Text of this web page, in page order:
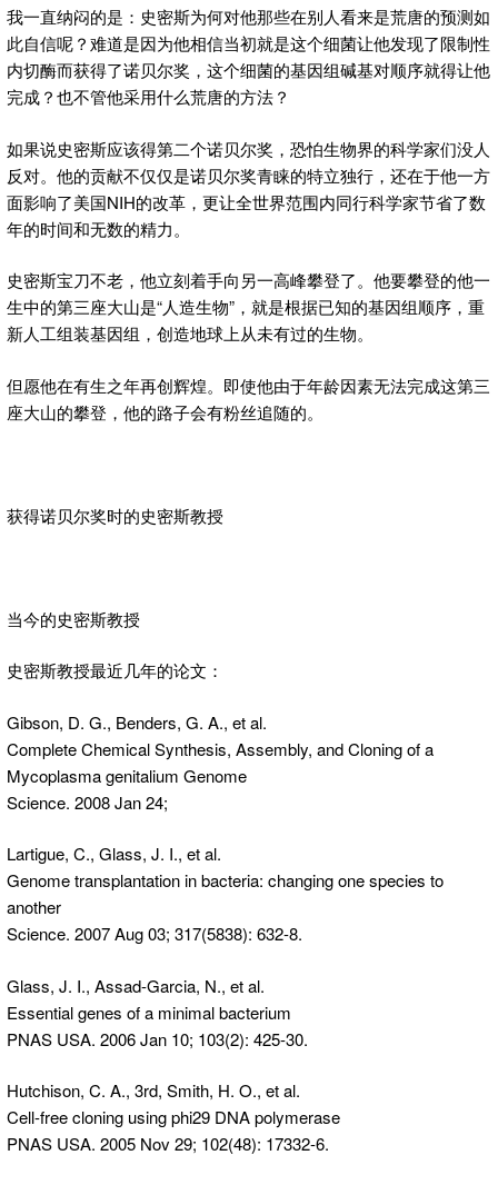
我一直纳闷的是：史密斯为何对他那些在别人看来是荒唐的预测如
此自信呢？难道是因为他相信当初就是这个细菌让他发现了限制性
内切酶而获得了诺贝尔奖，这个细菌的基因组碱基对顺序就得让他
完成？也不管他采用什么荒唐的方法？
如果说史密斯应该得第二个诺贝尔奖，恐怕生物界的科学家们没人
反对。他的贡献不仅仅是诺贝尔奖青睐的特立独行，还在于他一方
面影响了美国NIH的改革，更让全世界范围内同行科学家节省了数
年的时间和无数的精力。
史密斯宝刀不老，他立刻着手向另一高峰攀登了。他要攀登的他一
生中的第三座大山是“人造生物”，就是根据已知的基因组顺序，重
新人工组装基因组，创造地球上从未有过的生物。
但愿他在有生之年再创辉煌。即使他由于年龄因素无法完成这第三
座大山的攀登，他的路子会有粉丝追随的。
获得诺贝尔奖时的史密斯教授
当今的史密斯教授
史密斯教授最近几年的论文：
Gibson, D. G., Benders, G. A., et al.
Complete Chemical Synthesis, Assembly, and Cloning of a
Mycoplasma genitalium Genome
Science. 2008 Jan 24;
Lartigue, C., Glass, J. I., et al.
Genome transplantation in bacteria: changing one species to
another
Science. 2007 Aug 03; 317(5838): 632-8.
Glass, J. I., Assad-Garcia, N., et al.
Essential genes of a minimal bacterium
PNAS USA. 2006 Jan 10; 103(2): 425-30.
Hutchison, C. A., 3rd, Smith, H. O., et al.
Cell-free cloning using phi29 DNA polymerase
PNAS USA. 2005 Nov 29; 102(48): 17332-6.